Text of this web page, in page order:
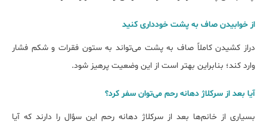
از خوابیدن صاف به پشت خودداری کنید
دراز کشیدن کاملاً صاف به پشت می‌تواند به ستون فقرات و شکم فشار
وارد کند؛ بنابراین بهتر است از این وضعیت پرهیز شود.
آیا بعد از سرکلاژ دهانه رحم می‌توان سفر کرد؟
بسیاری از خانم‌ها بعد از سرکلاژ دهانه رحم این سؤال را دارند که آیا